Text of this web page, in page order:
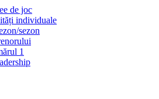
de joc
individuale
sezon
1